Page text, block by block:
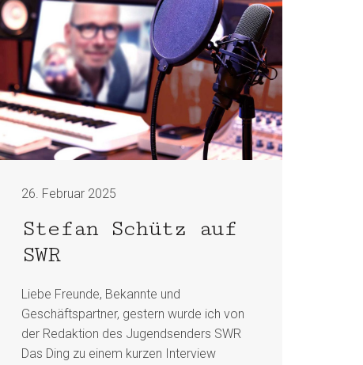
26. Februar 2025
Stefan Schütz auf
SWR
Liebe Freunde, Bekannte und
Geschäftspartner, gestern wurde ich von
der Redaktion des Jugendsenders SWR
Das Ding zu einem kurzen Interview